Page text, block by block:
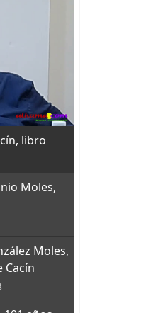
libro
Moles,
Moles,
Cacín